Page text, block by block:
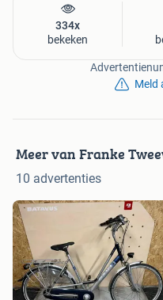
334x
bekeken
Meld
Meer van Franke
10 advertenties